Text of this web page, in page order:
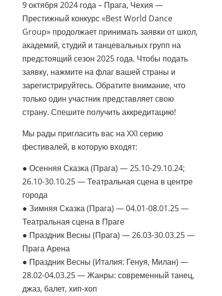
9 октября 2024 года – Прага, Чехия —
Престижный конкурс «Best World Dance
Group» продолжает принимать заявки от школ,
академий, студий и танцевальных групп на
предстоящий сезон 2025 года. Чтобы подать
заявку, нажмите на флаг вашей страны и
зарегистрируйтесь. Обратите внимание, что
только один участник представляет свою
страну. Спешите получить аккредитацию!
Мы рады пригласить вас на XXI серию
фестивалей, в которую входят:
● Осенняя Сказка (Прага) — 25.10-29.10.24;
26.10-30.10.25 — Театральная сцена в центре
города
● Зимняя Сказка (Прага) — 04.01-08.01.25 —
Театральная сцена в Праге
● Праздник Весны (Прага) — 26.03-30.03.25 —
Прага Арена
● Праздник Весны (Италия: Генуя, Милан) —
28.02-04.03.25 — Жанры: современный танец,
джаз, балет, хип-хоп